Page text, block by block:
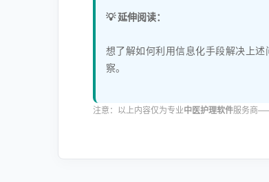
💡 延伸阅读：
想了解如何利用信息化手段解决上述
察。
注意：以上内容仅为专业中医护理软件服务商